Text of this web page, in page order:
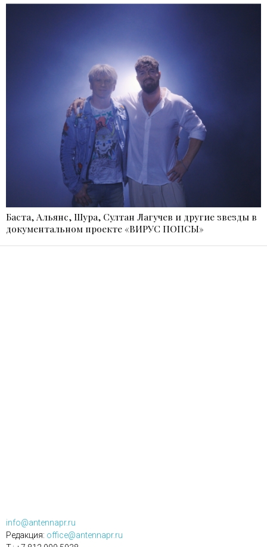
Баста, Альянс, Шура, Султан Лагучев и другие звезды в
документальном проекте «ВИРУС ПОПСЫ»
info@antennapr.ru
Редакция: office@antennapr.ru